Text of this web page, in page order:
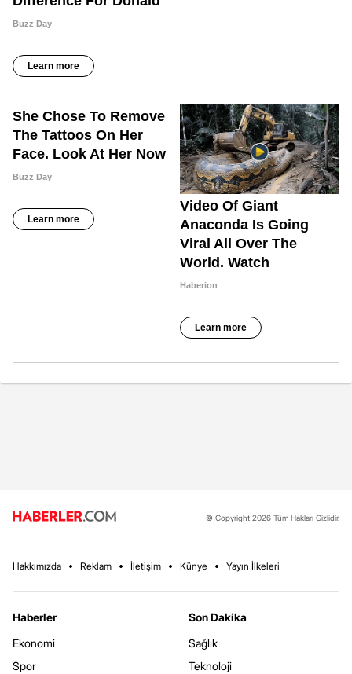
© Copyright 2026 Tüm Hakları Gizlidir.
Hakkımızda Reklam İletişim Künye Yayın İlkeleri
Haberler
Ekonomi
Spor
Son Dakika
Sağlık
Teknoloji